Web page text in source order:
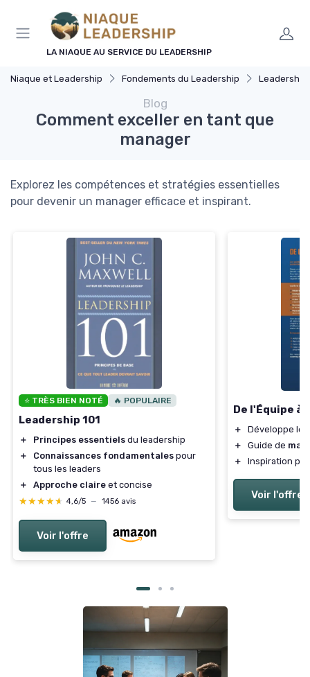
LA NIAQUE AU SERVICE DU LEADERSHIP
Niaque et Leadership Fondements du Leadership Leadership
Blog
Comment exceller en tant que
manager
Explorez les compétences et stratégies essentielles
pour devenir un manager efficace et inspirant.
⭐ TRÈS BIEN NOTÉ 🔥 POPULAIRE
Leadership 101
＋ Principes essentiels du leadership
＋
Connaissances fondamentales pour
tous les leaders
＋
Approche claire et concise
★★★★★
★★★★★ 4,6/5 — 1456 avis
Voir l'offre
De l'Équipe à
＋ Développe le
＋
Guide de
＋
Inspiration
Voir l'offre